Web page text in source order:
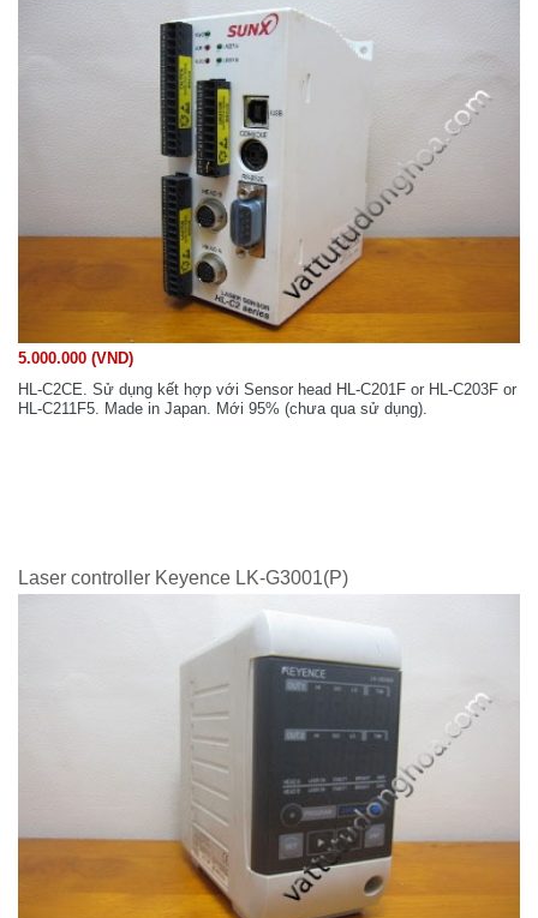
5.000.000 (VND)
HL-C2CE. Sử dụng kết hợp với Sensor head HL-C201F or HL-C203F or
HL-C211F5. Made in Japan. Mới 95% (chưa qua sử dụng).
Laser controller Keyence LK-G3001(P)